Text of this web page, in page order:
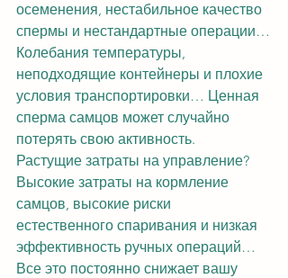
осеменения, нестабильное качество
спермы и нестандартные операции…
Колебания температуры,
неподходящие контейнеры и плохие
условия транспортировки… Ценная
сперма самцов может случайно
потерять свою активность.
Растущие затраты на управление?
Высокие затраты на кормление
самцов, высокие риски
естественного спаривания и низкая
эффективность ручных операций…
Все это постоянно снижает вашу